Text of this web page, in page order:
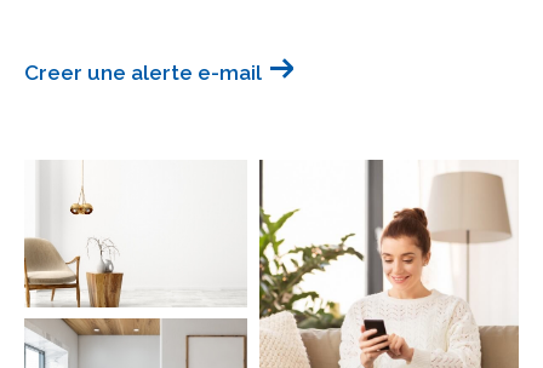
Creer une alerte e-mail
Pièces
AFFINER LES CRITÈRES
TERRASSE PARKING PISCINE
FILTRER PAR